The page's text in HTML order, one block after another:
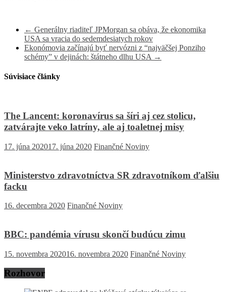
← Generálny riaditeľ JPMorgan sa obáva, že ekonomika
USA sa vracia do sedemdesiatych rokov
Ekonómovia začínajú byť nervózni z “najväčšej Ponziho
schémy” v dejinách: štátneho dlhu USA →
Súvisiace články
The Lancent: koronavírus sa šíri aj cez stolicu,
zatvárajte veko latríny, ale aj toaletnej misy
17. júna 202017. júna 2020 Finančné Noviny
Ministerstvo zdravotníctva SR zdravotníkom ďalšiu
facku
16. decembra 2020 Finančné Noviny
BBC: pandémia vírusu skončí budúcu zimu
15. novembra 202016. novembra 2020 Finančné Noviny
Rozhovor